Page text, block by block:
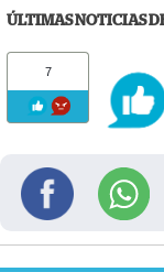
ÚLTIMAS NOTICIAS
7